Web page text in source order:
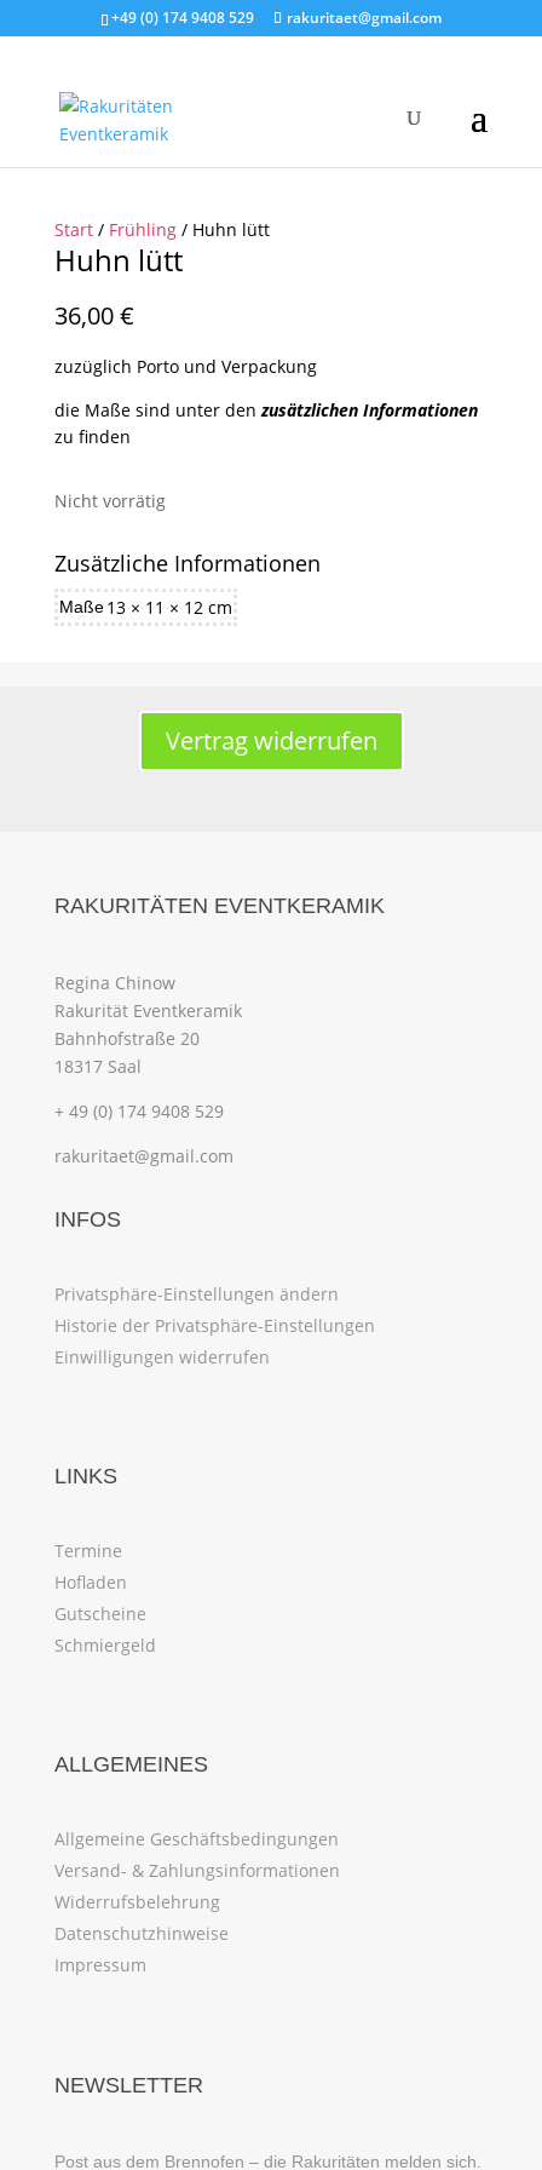
+49 (0) 174 9408 529 rakuritaet@gmail.com
Start/ Frühling/ Huhn lütt
Huhn lütt
36,00€
zuzüglich Porto und Verpackung
die Maße sind unter denzusätzlichen Informationen
zu finden
Nicht vorrätig
Zusätzliche Informationen
Maße 13 × 11 × 12 cm
Vertrag widerrufen
RAKURITÄTEN EVENTKERAMIK
Regina Chinow
Rakurität Eventkeramik
Bahnhofstraße 20
18317 Saal
+ 49 (0) 174 9408 529
rakuritaet@gmail.com
INFOS
Privatsphäre-Einstellungen ändern
Historie der Privatsphäre-Einstellungen
Einwilligungen widerrufen
LINKS
Termine
Hofladen
Gutscheine
Schmiergeld
ALLGEMEINES
Allgemeine Geschäftsbedingungen
Versand- & Zahlungsinformationen
Widerrufsbelehrung
Datenschutzhinweise
Impressum
NEWSLETTER
Post aus dem Brennofen – die Rakuritäten melden sich.